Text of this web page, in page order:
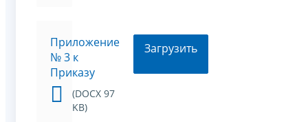
Приложение
№ 3 к
Приказу
(DOCX 97
KB)
Загрузить